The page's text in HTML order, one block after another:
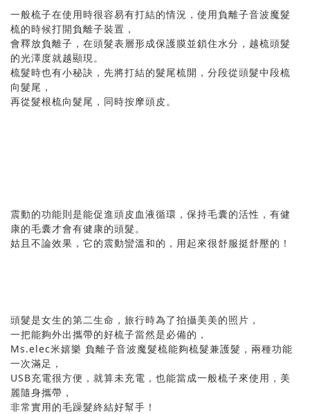
一般梳子在使用時很容易有打結的情況，使用負離子音波魔髮
梳的時候打開負離子裝置，
會釋放負離子，在頭髮表層形成保護膜並鎖住水分，越梳頭髮
的光澤度就越顯現。
梳髮時也有小秘訣，先將打結的髮尾梳開，分段從頭髮中段梳
向髮尾，
再從髮根梳向髮尾，同時按摩頭皮。
震動的功能則是能促進頭皮血液循環，保持毛囊的活性，有健
康的毛囊才會有健康的頭髮。
姑且不論效果，它的震動蠻溫和的，用起來很舒服挺舒壓的！
頭髮是女生的第二生命，旅行時為了拍攝美美的照片，
一把能夠外出攜帶的好梳子當然是必備的，
Ms.elec米嬉樂 負離子音波魔髮梳能夠梳髮兼護髮，兩種功能
一次滿足，
USB充電很方便，就算未充電，也能當成一般梳子來使用，美
麗隨身攜帶，
非常實用的毛躁髮終結好幫手！